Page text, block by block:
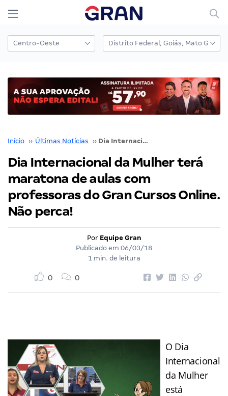
Início ›› Últimas Notícias ›› Dia Internacional da Mulher terá maratona de aulas com professoras do Gran Cursos Online. Não perca!
Dia Internacional da Mulher terá
maratona de aulas com
professoras do Gran Cursos Online.
Não perca!
Por Equipe Gran
Publicado em 06/03/18
1 min. de leitura
0 0
O Dia
Internacional
da Mulher
está